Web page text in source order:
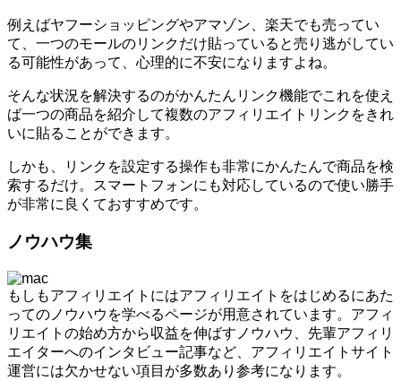
例えばヤフーショッピングやアマゾン、楽天でも売ってい
て、一つのモールのリンクだけ貼っていると売り逃がしてい
る可能性があって、心理的に不安になりますよね。
そんな状況を解決するのがかんたんリンク機能でこれを使え
ば一つの商品を紹介して複数のアフィリエイトリンクをきれ
いに貼ることができます。
しかも、リンクを設定する操作も非常にかんたんで商品を検
索するだけ。スマートフォンにも対応しているので使い勝手
が非常に良くておすすめです。
ノウハウ集
もしもアフィリエイトにはアフィリエイトをはじめるにあた
ってのノウハウを学べるページが用意されています。アフィ
リエイトの始め方から収益を伸ばすノウハウ、先輩アフィリ
エイターへのインタビュー記事など、アフィリエイトサイト
運営には欠かせない項目が多数あり参考になります。